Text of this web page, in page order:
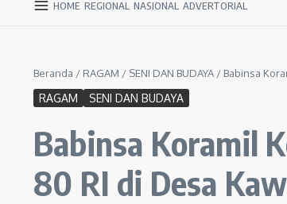
HOME REGIONAL NASIONAL ADVERTORIAL
Beranda / RAGAM / SENI DAN BUDAYA / Babinsa
RAGAM SENI DAN BUDAYA
Babinsa Koramil
80 RI di Desa